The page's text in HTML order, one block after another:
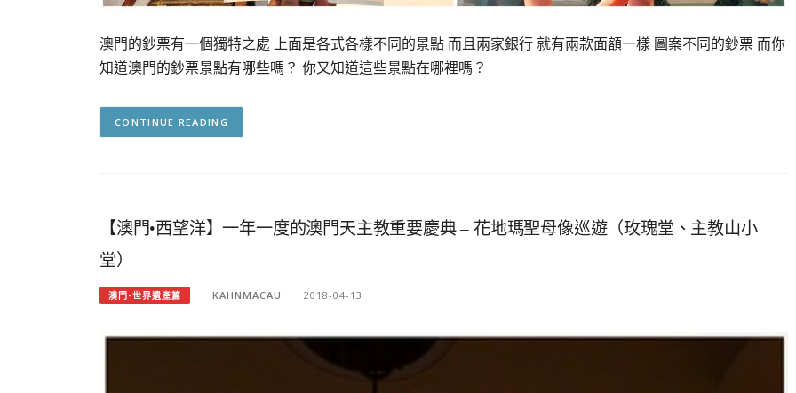
澳門的鈔票有一個獨特之處 上面是各式各樣不同的景點 而且兩家銀行 就有兩款面額一樣 圖案不同的鈔票 而你
知道澳門的鈔票景點有哪些嗎？ 你又知道這些景點在哪裡嗎？
CONTINUE READING
【澳門•西望洋】一年一度的澳門天主教重要慶典 – 花地瑪聖母像巡遊（玫瑰堂、主教山小
堂）
澳門-世界遺產篇 KAHNMACAU 2018-04-13